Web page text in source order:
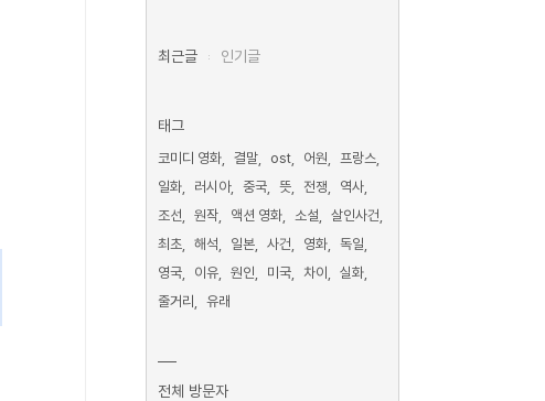
최근글 인기글
태그
코미디 영화 결말 ost 어원
프랑스
일화
러시아 중국 뜻 전쟁
역사
조선
원작 액션 영화 소설
살인사건
최초
해석 일본 사건 영화
독일
영국
이유 원인 미국 차이
실화
줄거리
유래
전체 방문자